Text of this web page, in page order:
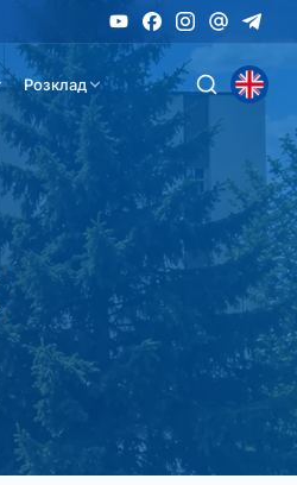
Розклад